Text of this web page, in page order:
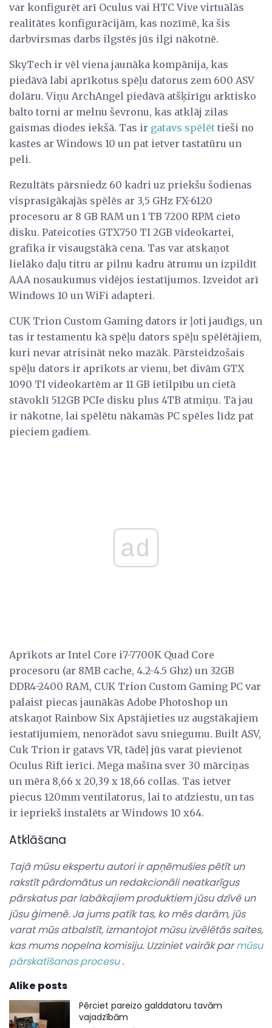
var konfigurēt arī Oculus vai HTC Vive virtuālās
realitātes konfigurācijām, kas nozīmē, ka šis
darbvirsmas darbs ilgstēs jūs ilgi nākotnē.
SkyTech ir vēl viena jaunāka kompānija, kas
piedāvā labi aprīkotus spēļu datorus zem 600 ASV
dolāru. Viņu ArchAngel piedāvā atšķirīgu arktisko
balto torni ar melnu ševronu, kas atklāj zilas
gaismas diodes iekšā. Tas ir gatavs spēlēt tieši no
kastes ar Windows 10 un pat ietver tastatūru un
peli.
Rezultāts pārsniedz 60 kadri uz priekšu šodienas
visprasīgākajās spēlēs ar 3,5 GHz FX-6120
procesoru ar 8 GB RAM un 1 TB 7200 RPM cieto
disku. Pateicoties GTX750 TI 2GB videokartei,
grafika ir visaugstākā cena. Tas var atskaņot
lielāko daļu titru ar pilnu kadru ātrumu un izpildīt
AAA nosaukumus vidējos iestatījumos. Izveidot arī
Windows 10 un WiFi adapteri.
CUK Trion Custom Gaming dators ir ļoti jaudīgs, un
tas ir testamentu kā spēļu dators spēļu spēlētājiem,
kuri nevar atrisināt neko mazāk. Pārsteidzošais
spēļu dators ir aprīkots ar vienu, bet divām GTX
1090 TI videokartēm ar 11 GB ietilpību un cietā
stāvoklī 512GB PCIe disku plus 4TB atmiņu. Tā jau
ir nākotne, lai spēlētu nākamās PC spēles līdz pat
pieciem gadiem.
ad
Aprīkots ar Intel Core i7-7700K Quad Core
procesoru (ar 8MB cache, 4.2-4.5 Ghz) un 32GB
DDR4-2400 RAM, CUK Trion Custom Gaming PC var
palaist piecas jaunākās Adobe Photoshop un
atskaņot Rainbow Six Apstājieties uz augstākajiem
iestatījumiem, nenorādot savu sniegumu. Built ASV,
Cuk Trion ir gatavs VR, tādēļ jūs varat pievienot
Oculus Rift ierīci. Mega mašīna sver 30 mārciņas
un mēra 8,66 x 20,39 x 18,66 collas. Tas ietver
piecus 120mm ventilatorus, lai to atdziestu, un tas
ir iepriekš instalēts ar Windows 10 x64.
Atklāšana
Tajā mūsu ekspertu autori ir apņēmušies pētīt un
rakstīt pārdomātus un redakcionāli neatkarīgus
pārskatus par labākajiem produktiem jūsu dzīvē un
jūsu ģimenē. Ja jums patīk tas, ko mēs darām, jūs
varat mūs atbalstīt, izmantojot mūsu izvēlētās saites,
kas mums nopelna komisiju. Uzziniet vairāk parmūsu
pārskatīšanas procesu.
Alike posts
Pērciet pareizo galddatoru tavām
vajadzībām